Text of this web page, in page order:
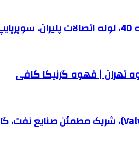
تهران | قهوه گرنیکا کافی